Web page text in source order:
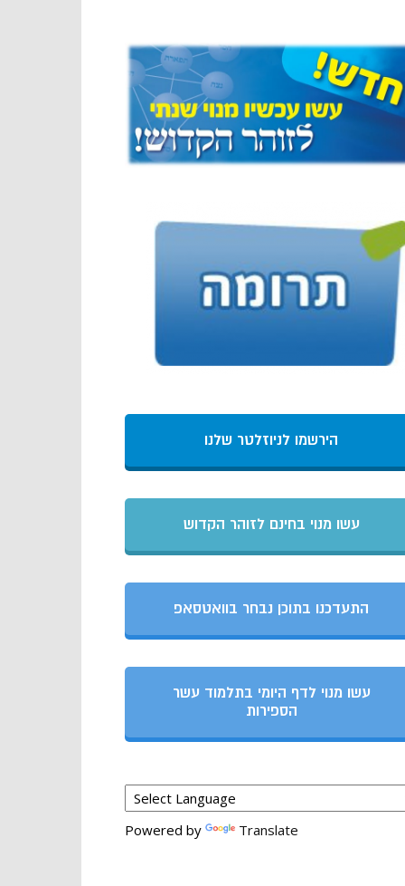
הירשמו לניוזלטר שלנו
עשו מנוי בחינם לזוהר הקדוש
התעדכנו בתוכן נבחר בוואטסאפ
עשו מנוי לדף היומי בתלמוד עשר
הספירות
Powered by Translate